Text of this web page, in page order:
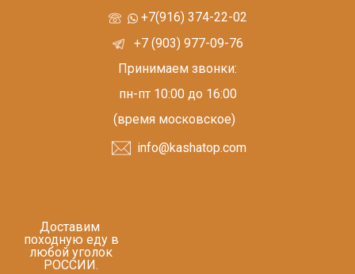
+7(916) 374-22-02
+7 (903) 977-09-76
Принимаем звонки:
пн-пт 10:00 до 16:00
(время московское)
info@kashatop.com
Доставим
походную еду в
любой уголок
РОССИИ.